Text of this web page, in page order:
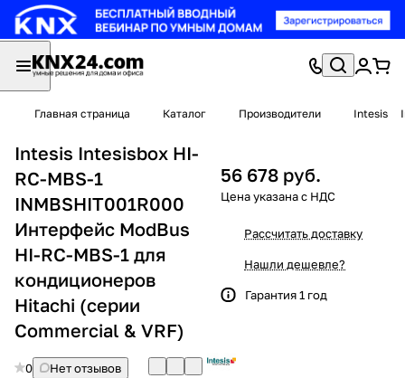
Главная страница Каталог Производители Intesis
Intesis Intesisbox HI-
RC-MBS-1
INMBSHIT001R000
Интерфейс ModBus
HI-RC-MBS-1 для
кондиционеров
Hitachi (серии
Commercial & VRF)
0
Нет отзывов
56 678 руб.
Рассчитать доставку
Нашли дешевле?
Гарантия 1 год